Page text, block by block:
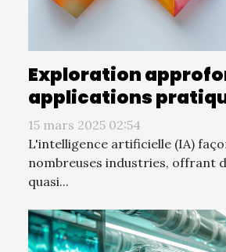
Exploration
applications
quatre types d'IA
15 mars 2025 02:54
L'intelligence artificielle (IA)
nombreuses industries, offrant
quasi...